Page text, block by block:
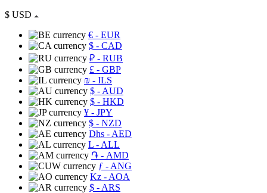
$ USD
€ - EUR
$ - CAD
₽ - RUB
£ - GBP
₪ - ILS
$ - AUD
$ - HKD
¥ - JPY
$ - NZD
Dhs - AED
L - ALL
֏ - AMD
ƒ - ANG
Kz - AOA
$ - ARS